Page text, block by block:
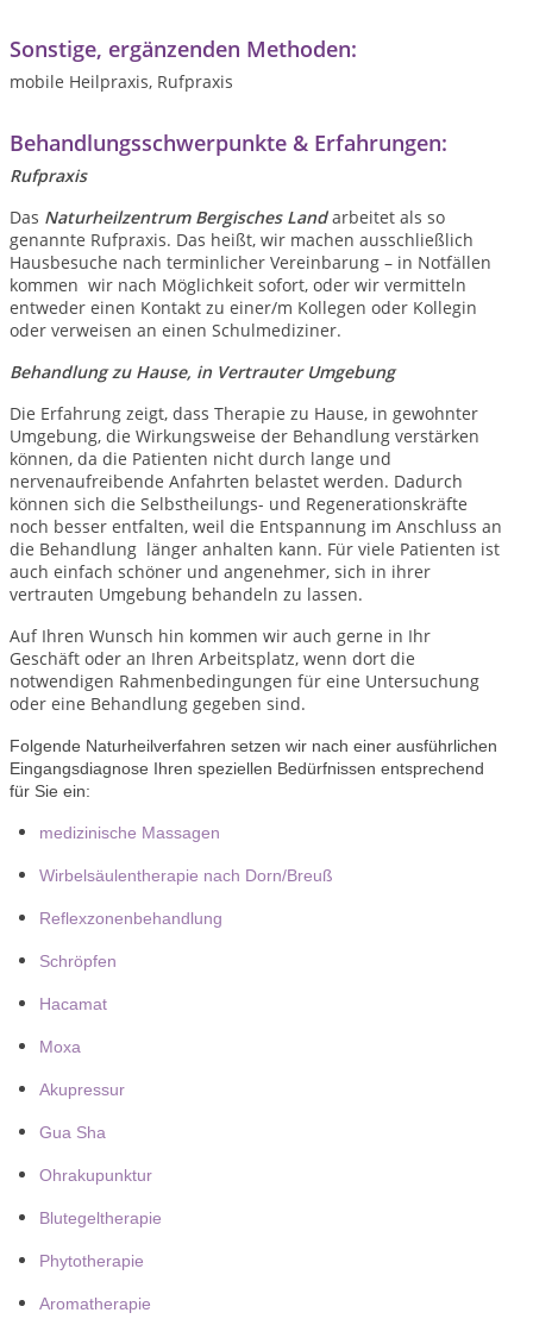
Sonstige, ergänzenden Methoden:
mobile Heilpraxis, Rufpraxis
Behandlungsschwerpunkte & Erfahrungen:
Rufpraxis
Das Naturheilzentrum Bergisches Landarbeitet als so
genannte Rufpraxis. Das heißt, wir machen ausschließlich
Hausbesuche nach terminlicher Vereinbarung – in Notfällen
kommen wir nach Möglichkeit sofort, oder wir vermitteln
entweder einen Kontakt zu einer/m Kollegen oder Kollegin
oder verweisen an einen Schulmediziner.
Behandlung zu Hause, in Vertrauter Umgebung
Die Erfahrung zeigt, dass Therapie zu Hause, in gewohnter
Umgebung, die Wirkungsweise der Behandlung verstärken
können, da die Patienten nicht durch lange und
nervenaufreibende Anfahrten belastet werden. Dadurch
können sich die Selbstheilungs- und Regenerationskräfte
noch besser entfalten, weil die Entspannung im Anschluss an
die Behandlung länger anhalten kann. Für viele Patienten ist
auch einfach schöner und angenehmer, sich in ihrer
vertrauten Umgebung behandeln zu lassen.
Auf Ihren Wunsch hin kommen wir auch gerne in Ihr
Geschäft oder an Ihren Arbeitsplatz, wenn dort die
notwendigen Rahmenbedingungen für eine Untersuchung
oder eine Behandlung gegeben sind.
Folgende Naturheilverfahren setzen wir nach einer ausführlichen
Eingangsdiagnose Ihren speziellen Bedürfnissen entsprechend
für Sie ein:
medizinische Massagen
Wirbelsäulentherapie nach Dorn/Breuß
Reflexzonenbehandlung
Schröpfen
Hacamat
Moxa
Akupressur
Gua Sha
Ohrakupunktur
Blutegeltherapie
Phytotherapie
Aromatherapie